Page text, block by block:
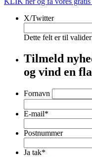
X/Twitter
Dette felt er til
Tilmeld
og vind en
*
Fornavn
E-mail*
Postnummer
Ja tak*